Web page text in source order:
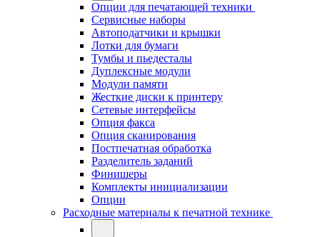
Опции для печатающей техники
Сервисные наборы
Автоподатчики и крышки
Лотки для бумаги
Тумбы и пьедесталы
Дуплексные модули
Модули памяти
Жесткие диски к принтеру
Сетевые интерфейсы
Опция факса
Опция сканирования
Постпечатная обработка
Разделитель заданий
Финишеры
Комплекты инициализации
Опции
Расходные материалы к печатной технике